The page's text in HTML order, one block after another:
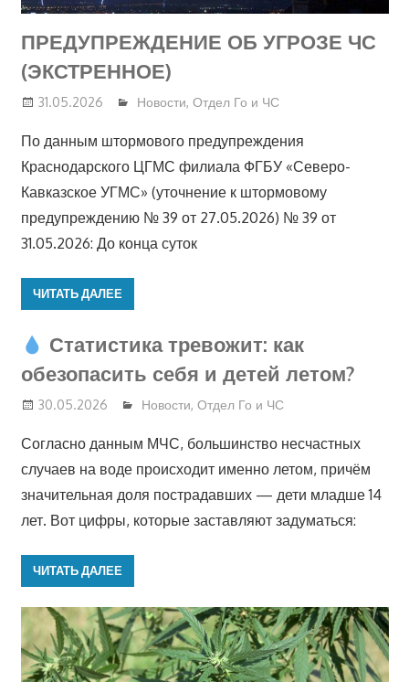
ПРЕДУПРЕЖДЕНИЕ ОБ УГРОЗЕ ЧС
(ЭКСТРЕННОЕ)
31.05.2026 Новости, Отдел Го и ЧС
По данным штормового предупреждения
Краснодарского ЦГМС филиала ФГБУ «Северо-
Кавказское УГМС» (уточнение к штормовому
предупреждению № 39 от 27.05.2026) № 39 от
31.05.2026: До конца суток
ЧИТАТЬ ДАЛЕЕ
Статистика тревожит: как
обезопасить себя и детей летом?
30.05.2026 Новости, Отдел Го и ЧС
Согласно данным МЧС, большинство несчастных
случаев на воде происходит именно летом, причём
значительная доля пострадавших — дети младше 14
лет. Вот цифры, которые заставляют задуматься:
ЧИТАТЬ ДАЛЕЕ